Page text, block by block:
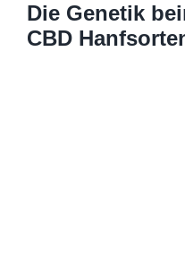
Die Genetik
CBD